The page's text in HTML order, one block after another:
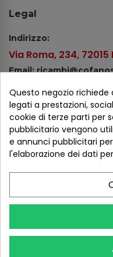
Legal
Indirizzo:
Via Roma, 234, 72015
Email:
Tel.: +39 080 44 13 478
WhatsApp: +39 334
Metodi di pagamento
Questo negozio
legati a prestazioni,
cookie di terze parti per
pubblicitario vengono
e annunci pubblicitari
l'elaborazione dei dati